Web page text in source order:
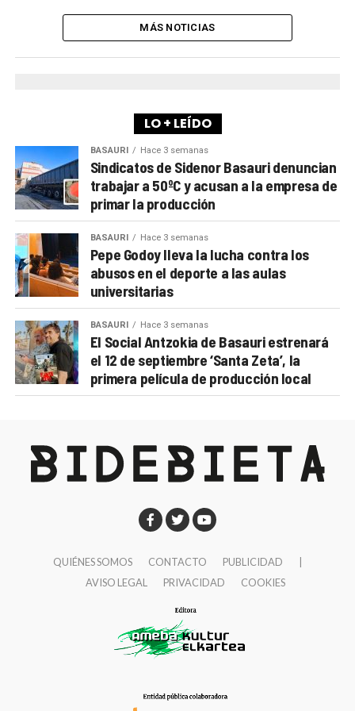
MÁS NOTICIAS
LO + LEÍDO
BASAURI Hace 3 semanas
Sindicatos de Sidenor Basauri denuncian
trabajar a 50ºC y acusan a la empresa de
primar la producción
BASAURI Hace 3 semanas
Pepe Godoy lleva la lucha contra los
abusos en el deporte a las aulas
universitarias
BASAURI Hace 3 semanas
El Social Antzokia de Basauri estrenará
el 12 de septiembre ‘Santa Zeta’, la
primera película de producción local
QUIÉNES SOMOS CONTACTO PUBLICIDAD
AVISO LEGAL
PRIVACIDAD COOKIES